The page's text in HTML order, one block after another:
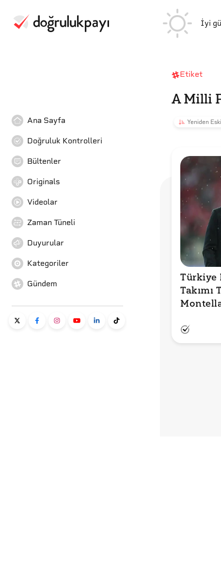
İyi
Ana Sayfa
Doğruluk Kontrolleri
Bültenler
Originals
Videolar
Zaman Tüneli
Duyurular
Kategoriler
Gündem
Etiket
A Milli
Yeniden
Türkiye